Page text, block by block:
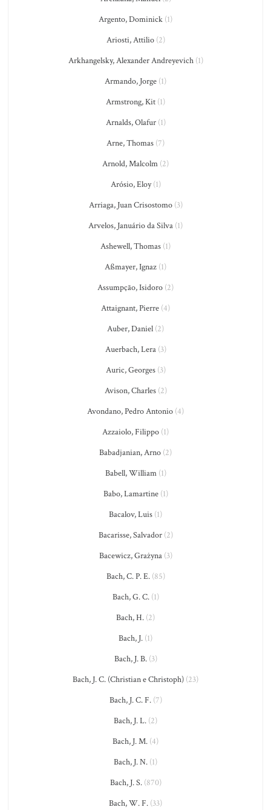
Argento, Dominick (1)
Ariosti, Attilio(2)
Arkhangelsky, Alexander Andreyevich(1)
Armando, Jorge (1)
Armstrong, Kit (1)
Arnalds, Olafur(1)
Arne, Thomas (7)
Arnold, Malcolm (2)
Arósio, Eloy(1)
Arriaga, Juan Crisostomo(3)
Arvelos, Januário da Silva (1)
Ashewell, Thomas (1)
Aßmayer, Ignaz (1)
Assumpção, Isidoro (2)
Attaignant, Pierre (4)
Auber, Daniel (2)
Auerbach, Lera(3)
Auric, Georges(3)
Avison, Charles(2)
Avondano, Pedro Antonio (4)
Azzaiolo, Filippo (1)
Babadjanian, Arno (2)
Babell, William(1)
Babo, Lamartine(1)
Bacalov, Luis (1)
Bacarisse, Salvador(2)
Bacewicz, Grażyna(3)
Bach, C. P. E.(85)
Bach, G. C.(1)
Bach, H. (2)
Bach, J. (1)
Bach, J. B.(3)
Bach, J. C. (Christian e Christoph) (23)
Bach, J. C. F.(7)
Bach, J. L. (2)
Bach, J. M. (4)
Bach, J. N. (1)
Bach, J. S.(870)
Bach, W. F. (33)